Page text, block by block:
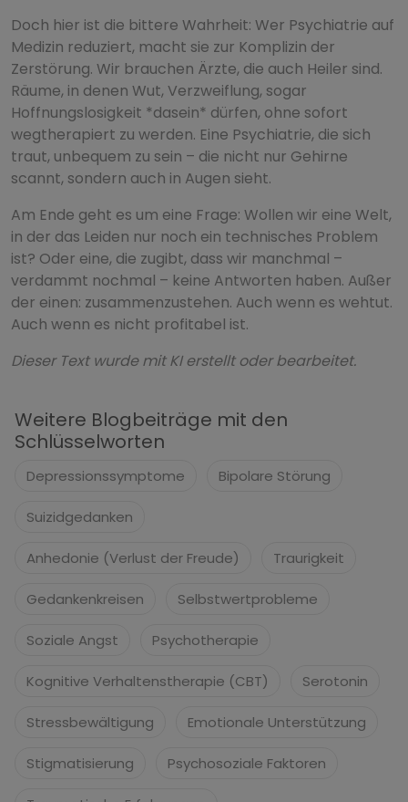
Doch hier ist die bittere Wahrheit: Wer Psychiatrie auf
Medizin reduziert, macht sie zur Komplizin der
Zerstörung. Wir brauchen Ärzte, die auch Heiler sind.
Räume, in denen Wut, Verzweiflung, sogar
Hoffnungslosigkeit *dasein* dürfen, ohne sofort
wegtherapiert zu werden. Eine Psychiatrie, die sich
traut, unbequem zu sein – die nicht nur Gehirne
scannt, sondern auch in Augen sieht.
Am Ende geht es um eine Frage: Wollen wir eine Welt,
in der das Leiden nur noch ein technisches Problem
ist? Oder eine, die zugibt, dass wir manchmal –
verdammt nochmal – keine Antworten haben. Außer
der einen: zusammenzustehen. Auch wenn es wehtut.
Auch wenn es nicht profitabel ist.
Dieser Text wurde mit KI erstellt oder bearbeitet.
Weitere Blogbeiträge mit den
Schlüsselworten
Depressionssymptome Bipolare Störung
Suizidgedanken
Anhedonie (Verlust der Freude) Traurigkeit
Gedankenkreisen Selbstwertprobleme
Soziale Angst Psychotherapie
Kognitive Verhaltenstherapie (CBT) Serotonin
Stressbewältigung Emotionale Unterstützung
Stigmatisierung Psychosoziale Faktoren